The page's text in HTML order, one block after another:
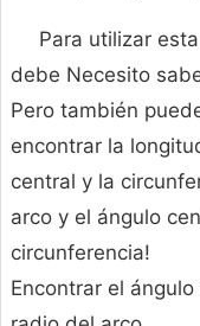
Para utilizar
debe Necesito
Pero también
encontrar la
central y la
arco y el ángulo
circunferencia!
Encontrar el